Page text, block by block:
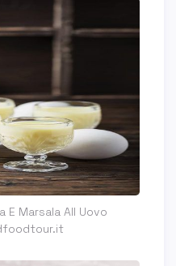
E Marsala All Uovo